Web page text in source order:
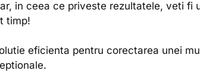
in ceea ce priveste rezultatele, veti
timp!
eficienta pentru corectarea unei